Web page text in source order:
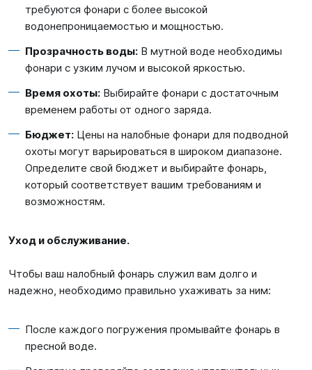
требуются фонари с более высокой
водонепроницаемостью и мощностью.
Прозрачность воды: В мутной воде необходимы
фонари с узким лучом и высокой яркостью.
Время охоты: Выбирайте фонари с достаточным
временем работы от одного заряда.
Бюджет: Цены на налобные фонари для подводной
охоты могут варьироваться в широком диапазоне.
Определите свой бюджет и выбирайте фонарь,
который соответствует вашим требованиям и
возможностям.
Уход и обслуживание.
Чтобы ваш налобный фонарь служил вам долго и
надежно, необходимо правильно ухаживать за ним:
После каждого погружения промывайте фонарь в
пресной воде.